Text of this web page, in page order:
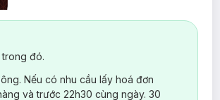
đó.
Nếu có nhu cầu lấy hoá đơn
và trước 22h30 cùng ngày. 30